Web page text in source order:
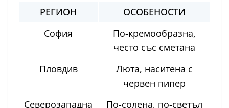
РЕГИОН
ОСОБЕНОСТИ
София
По-кремообразна,
често със сметана
Пловдив
Люта, наситена с
червен пипер
Северозападна
По-солена, по-светъл